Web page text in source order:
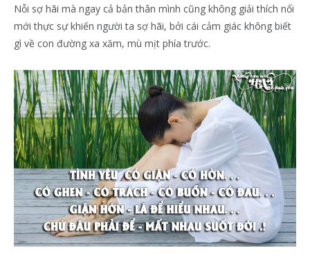
Nỗi sợ hãi mà ngay cả bản thân mình cũng không giải thích nổi
mới thực sự khiến người ta sợ hãi, bởi cái cảm giác không biết
gì về con đường xa xăm, mù mịt phía trước.